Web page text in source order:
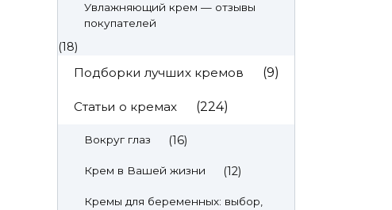
Увлажняющий крем — отзывы
покупателей
(18)
Подборки лучших кремов (9)
Статьи о кремах (224)
Вокруг глаз (16)
Крем в Вашей жизни (12)
Кремы для беременных: выбор,